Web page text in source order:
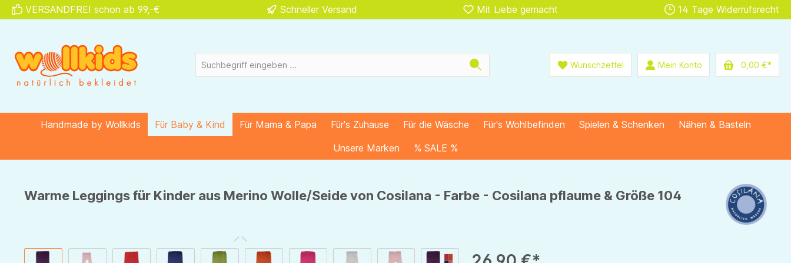
Zur Hauptnavigation springen
VERSANDFREI schon ab 99,-€ Schneller Versand Mit Liebe gemacht 14 Tage Widerrufsrecht
Wunschzettel Mein Konto 0,00 €*
Handmade by Wollkids Für Baby & Kind Für Mama & Papa Für's Zuhause Für die Wäsche Für's Wohlbefinden Spielen & Schenken
Nähen & Basteln
Unsere Marken
% SALE %
Warme Leggings für Kinder aus Merino Wolle/Seide von Cosilana - Farbe - Cosilana pflaume & Größe 104
Bildergalerie überspringen